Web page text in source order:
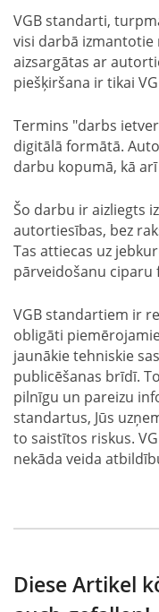
VGB standarti,
visi darbā
aizsargātas ar
piešķiršana ir tikai
Termins "darbs
digitālā formātā.
darbu kopumā, kā
Šo darbu ir aizliegts
autortiesības, bez
Tas attiecas uz
pārveidošanu ciparu
VGB standartiem ir
obligāti
jaunākie tehniskie
publicēšanas brīdī.
pilnīgu un pareizu
standartus, Jūs
to saistītos riskus.
nekāda veida
Diese Artikel